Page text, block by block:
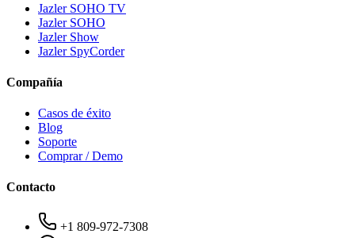
Jazler SOHO TV
Jazler SOHO
Jazler Show
Jazler SpyCorder
Compañía
Casos de éxito
Blog
Soporte
Comprar / Demo
Contacto
+1 809-972-7308